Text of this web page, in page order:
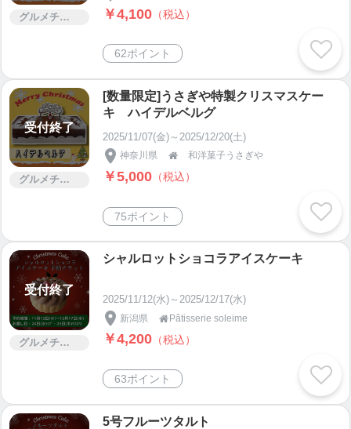
グルメチケット ￥4,100 （税込）
62ポイント
受付終了
グルメチケット
[数量限定]うさぎや特製クリスマスケー
キ ハイデルベルグ
2025/11/07(金)～2025/12/20(土)
神奈川県  和洋菓子うさぎや
￥5,000 （税込）
75ポイント
受付終了
グルメチケット
シャルロットショコラアイスケーキ
2025/11/12(水)～2025/12/17(水)
新潟県 Pâtisserie soleime
￥4,200 （税込）
63ポイント
5号フルーツタルト